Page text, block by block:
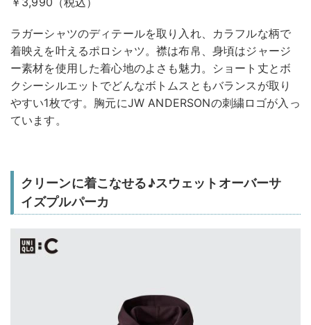
ラガーシャツのディテールを取り入れ、カラフルな柄で
着映えを叶えるポロシャツ。襟は布帛、身頃はジャージ
ー素材を使用した着心地のよさも魅力。ショート丈とボ
クシーシルエットでどんなボトムスともバランスが取り
やすい1枚です。胸元にJW ANDERSONの刺繍ロゴが入っ
ています。
クリーンに着こなせる♪スウェットオーバーサ
イズプルパーカ